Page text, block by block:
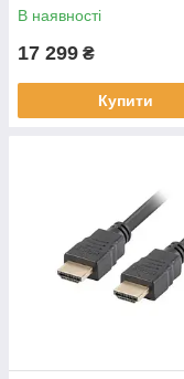
В наявності
17 299 ₴
Купити